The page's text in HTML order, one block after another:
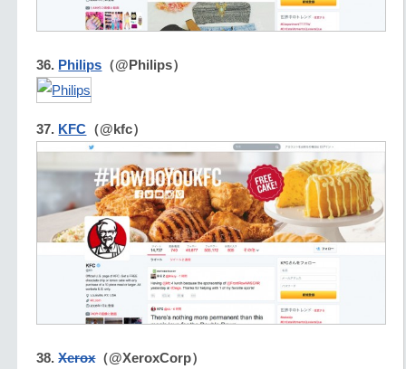
36. Philips （@Philips）
37. KFC （@kfc）
38.Xerox（@XeroxCorp）